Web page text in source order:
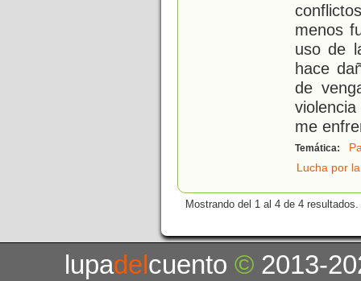
menos
uso de
hace
de
me
Temática:
Lucha por
Mostrando del 1 al 4 de 4 resultados.
lupadelcuento© 2013-